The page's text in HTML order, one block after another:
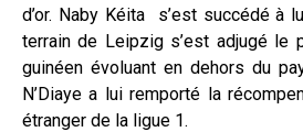
d’or. Naby Kéita s’est succédé à
terrain de Leipzig s’est adjugé le
guinéen évoluant en dehors du
N’Diaye a lui remporté la
étranger de la ligue 1.